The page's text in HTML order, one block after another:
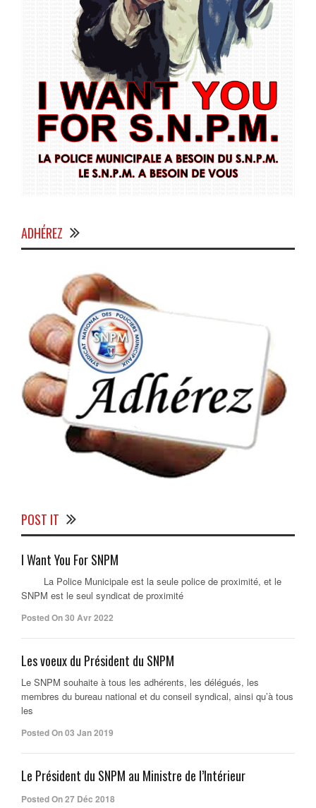
ADHÉREZ
POST IT
I Want You For SNPM
La Police Municipale est la seule police de proximité, et le
SNPM est le seul syndicat de proximité
Posted On 30 Avr 2022
Les voeux du Président du SNPM
Le SNPM souhaite à tous les adhérents, les délégués, les
membres du bureau national et du conseil syndical, ainsi qu’à tous
les
Posted On 03 Jan 2019
Le Président du SNPM au Ministre de l’Intérieur
Posted On 27 Déc 2018